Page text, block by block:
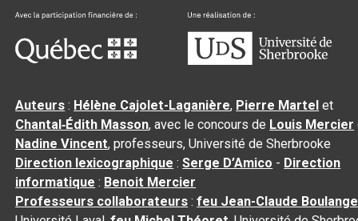
Auteurs : Hélène Cajolet-Laganière, Pierre Martel et
Chantal‑Édith Masson, avec le concours de Louis Mercier
Nadine Vincent, professeurs, Université de Sherbrooke
Direction lexicographique :Serge D’Amico - Direction
informatique : Benoit Mercier
Professeurs collaborateurs :feu Jean-Claude